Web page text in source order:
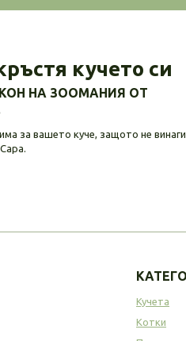
кучето си
НА ЗООМАНИЯ ОТ
за вашето куче, защото не винаги
Кучета
Котки